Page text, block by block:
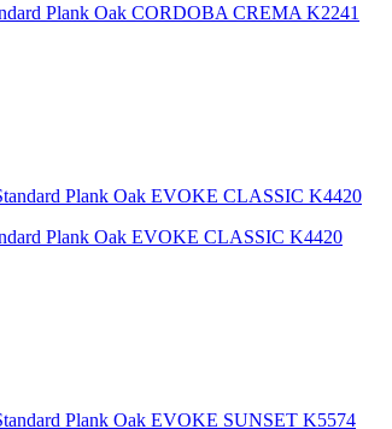
Plank Oak CORDOBA CREMA K2241
Plank Oak EVOKE CLASSIC K4420